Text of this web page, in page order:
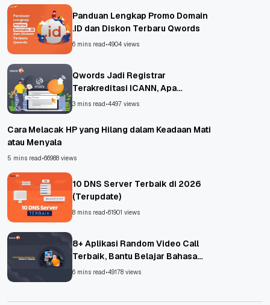
Panduan Lengkap Promo Domain
.ID dan Diskon Terbaru Qwords
6 mins read•4904 views
Qwords Jadi Registrar
Terakreditasi ICANN, Apa
Untungnya?
3 mins read•4497 views
Cara Melacak HP yang Hilang dalam Keadaan Mati
atau Menyala
5 mins read•66988 views
10 DNS Server Terbaik di 2026
(Terupdate)
8 mins read•61901 views
8+ Aplikasi Random Video Call
Terbaik, Bantu Belajar Bahasa
Asing!
6 mins read•49178 views